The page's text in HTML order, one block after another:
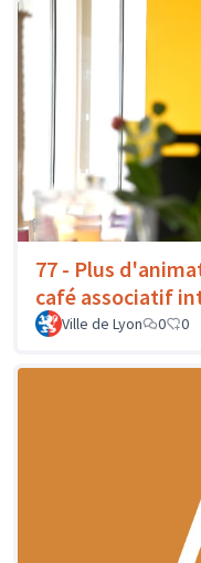
77 - Plus
café associatif
Ville de Lyon 0 0